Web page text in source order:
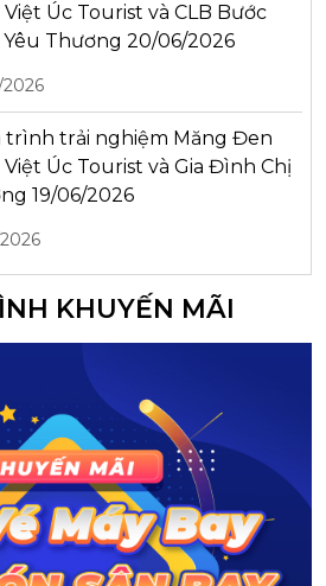
Úc Tourist và CLB Bước
Yêu Thương 20/06/2026
trình trải nghiệm Măng Đen
Úc Tourist và Gia Đình Chị
19/06/2026
KHUYẾN MÃI